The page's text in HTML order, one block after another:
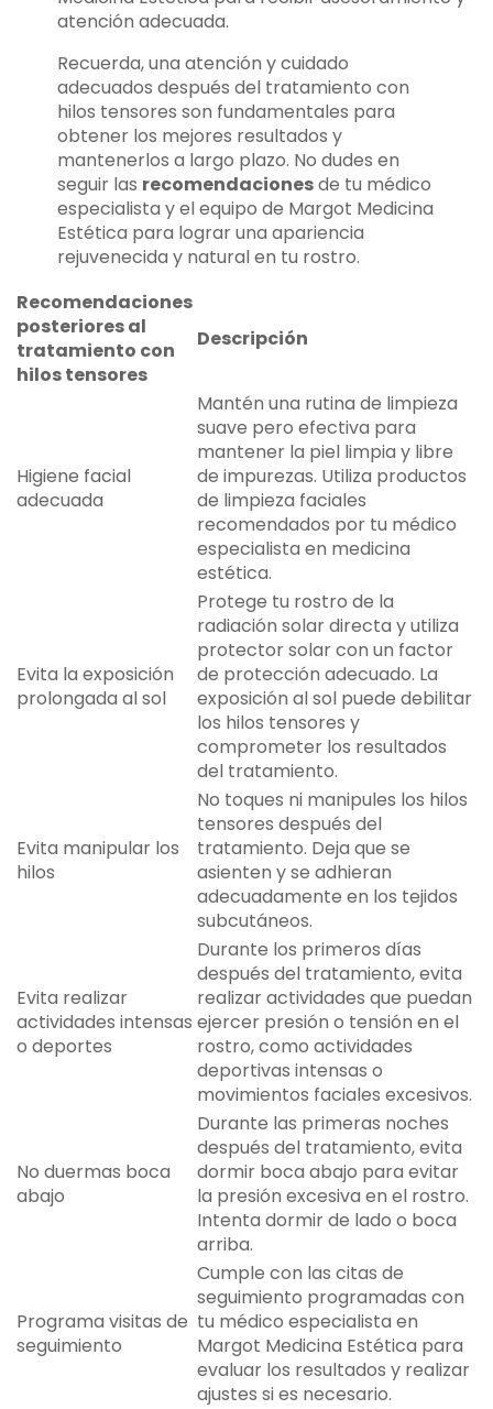
atención adecuada.
Recuerda, una atención y cuidado
adecuados después del tratamiento con
hilos tensores son fundamentales para
obtener los mejores resultados y
mantenerlos a largo plazo. No dudes en
seguir las recomendacionesde tu médico
especialista y el equipo de Margot Medicina
Estética para lograr una apariencia
rejuvenecida y natural en tu rostro.
Recomendaciones
posteriores al
tratamiento con
hilos tensores
Descripción
Higiene facial
adecuada
Mantén una rutina de limpieza
suave pero efectiva para
mantener la piel limpia y libre
de impurezas. Utiliza productos
de limpieza faciales
recomendados por tu médico
especialista en medicina
estética.
Evita la exposición
prolongada al sol
Protege tu rostro de la
radiación solar directa y utiliza
protector solar con un factor
de protección adecuado. La
exposición al sol puede debilitar
los hilos tensores y
comprometer los resultados
del tratamiento.
Evita manipular los
hilos
No toques ni manipules los hilos
tensores después del
tratamiento. Deja que se
asienten y se adhieran
adecuadamente en los tejidos
subcutáneos.
Evita realizar
actividades intensas
o deportes
Durante los primeros días
después del tratamiento, evita
realizar actividades que puedan
ejercer presión o tensión en el
rostro, como actividades
deportivas intensas o
movimientos faciales excesivos.
No duermas boca
abajo
Durante las primeras noches
después del tratamiento, evita
dormir boca abajo para evitar
la presión excesiva en el rostro.
Intenta dormir de lado o boca
arriba.
Programa visitas de
seguimiento
Cumple con las citas de
seguimiento programadas con
tu médico especialista en
Margot Medicina Estética para
evaluar los resultados y realizar
ajustes si es necesario.